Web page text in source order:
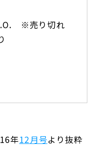
※売り切れ
年12月号より抜粋